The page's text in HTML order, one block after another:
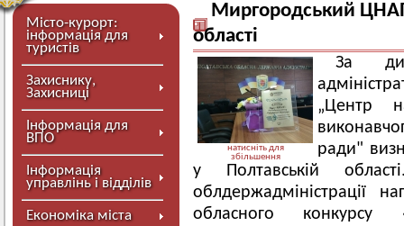
Місто-курорт:
інформація для
туристів
Захиснику,
Захисниці
Інформація для
ВПО
Інформація
управлінь і відділів
Економіка міста
Миргородський
області
натисніть для
збільшення
За
„Центр
ради"
у Полтавській
облдержадміністрації
обласного